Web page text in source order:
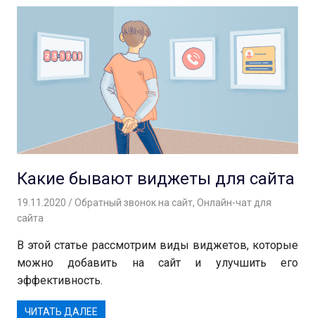
Какие бывают виджеты для сайта
19.11.2020 Вероника
Обратный звонок на сайт, Онлайн-чат для
сайта
В этой статье рассмотрим виды виджетов, которые
можно добавить на сайт и улучшить его
эффективность.
ЧИТАТЬ ДАЛЕЕ